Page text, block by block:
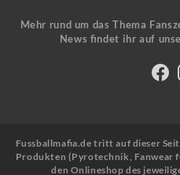
Mehr rund um das Thema
News findet ihr auf
Fussballmafia.de tritt auf dieser
Produkten (Pyrotechnik, Fanwear
den Onlineshop des